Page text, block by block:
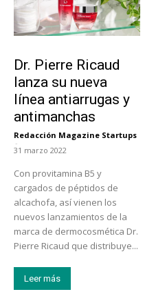
Dr. Pierre Ricaud
lanza su nueva
línea antiarrugas y
antimanchas
Redacción Magazine Startups
-
31 marzo 2022
Con provitamina B5 y
cargados de péptidos de
alcachofa, así vienen los
nuevos lanzamientos de la
marca de dermocosmética Dr.
Pierre Ricaud que distribuye...
Leer más